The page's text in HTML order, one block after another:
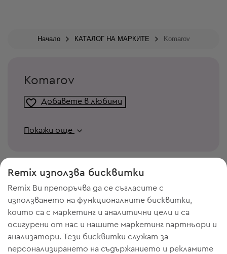
Начало КАТАЛОГ НА МАРКИТЕ Komarov
Komarov
Добавете в любими
Покажи още
Remix използва бисквитки
Remix Ви препоръчва да се съгласите с
използването на функционалните бисквитки,
които са с маркетинг и аналитични цели и са
осигурени от нас и нашите маркетинг партньори и
анализатори. Тези бисквитки служат за
персонализирането на съдържанието и рекламите